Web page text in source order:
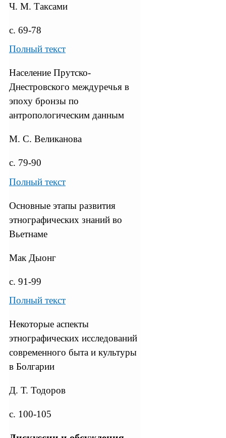
Ч. М. Таксами
с. 69-78
Полный текст
Население Прутско-
Днестровского междуречья в
эпоху бронзы по
антропологическим данным
М. С. Великанова
с. 79-90
Полный текст
Основные этапы развития
этнографических знаний во
Вьетнаме
Мак Дыонг
с. 91-99
Полный текст
Некоторые аспекты
этнографических исследований
современного быта и культуры
в Болгарии
Д. Т. Тодоров
с. 100-105